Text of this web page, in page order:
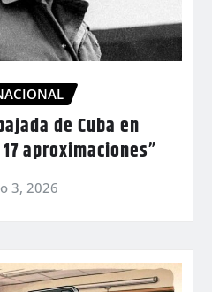
de Cuba en
aproximaciones”
3, 2026